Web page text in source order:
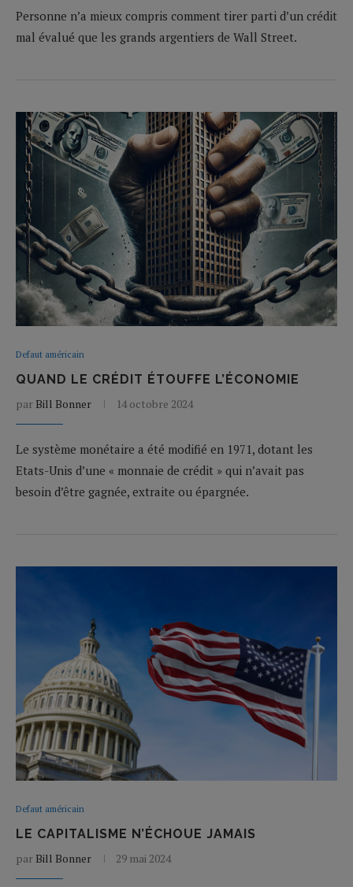
Personne n’a mieux compris comment tirer parti d’un crédit
mal évalué que les grands argentiers de Wall Street.
Defaut américain
QUAND LE CRÉDIT ÉTOUFFE L’ÉCONOMIE
par Bill Bonner 14 octobre 2024
Le système monétaire a été modifié en 1971, dotant les
Etats-Unis d’une « monnaie de crédit » qui n’avait pas
besoin d’être gagnée, extraite ou épargnée.
Defaut américain
LE CAPITALISME N’ÉCHOUE JAMAIS
par Bill Bonner 29 mai 2024